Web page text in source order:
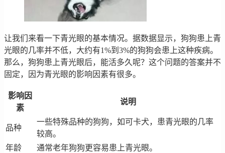
让我们来看一下青光眼的基本情况。据数据显示，狗狗患上青
光眼的几率并不低，大约有1%到3%的狗狗会患上这种疾病。
那么，狗狗患上青光眼后，能活多久呢？这个问题的答案并不
固定，因为青光眼的影响因素有很多。
影响因
素
说明
品种
一些特殊品种的狗狗，如可卡犬，患青光眼的几率
较高。
年龄
通常老年狗狗更容易患上青光眼。